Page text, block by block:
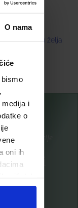
O nama
i
o
oni ih
Dodaj u listu želja
više
promocije